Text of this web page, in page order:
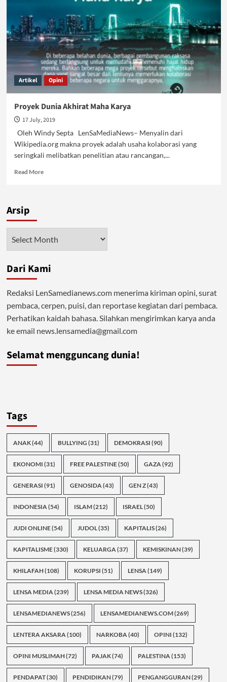
Artikel Opini
Proyek Dunia Akhirat Maha Karya
17 July, 2019
Oleh Windy Septa LenSaMediaNews– Menyalin dari
Wikipedia.org makna proyek adalah usaha kolaborasi yang
seringkali melibatkan penelitian atau rancangan,...
Read MoreRead
Maha
Karya
Arsip
Dari Kami
Redaksi LenSamedianews.com menerima kiriman opini, surat
pembaca, cerpen, puisi, dan reportase kegiatan dari pembaca.
Perhatikan kaidah bahasa. Silahkan mengirimkan karya anda
ke email news.lensamedia@gmail.com
Selamat mengguncang dunia!
Tags
ANAK(44) BULLYING (31) DEMOKRASI (90)
EKONOMI (31) FREE PALESTINE(50) GAZA(92)
GENERASI (91) GENOSIDA(43) GEN Z(43)
INDONESIA(54) ISLAM(212) ISRAEL(50)
JUDI ONLINE(54) JUDOL(35) KAPITALIS(26)
KAPITALISME(330) KELUARGA(37) KEMISKINAN(39)
KHILAFAH(108) KORUPSI (51) LENSA(149)
LENSA MEDIA(239) LENSA MEDIA NEWS(326)
LENSAMEDIANEWS(256) LENSAMEDIANEWS.COM(269)
LENTERA AKSARA(100) NARKOBA(40) OPINI (132)
OPINI MUSLIMAH(72) PAJAK(74) PALESTINA(153)
PENDAPAT(30) PENDIDIKAN(79) PENGANGGURAN(29)